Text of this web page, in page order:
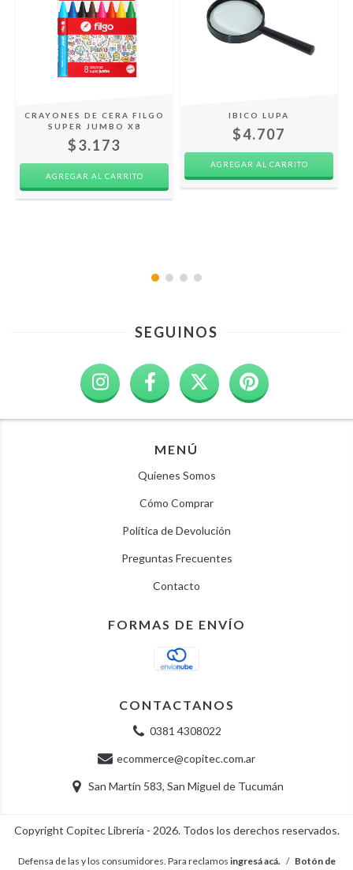
CRAYONES DE CERA FILGO
SUPER JUMBO X8
$3.173
IBICO LUPA
$4.707
AGREGAR AL CARRITO
SEGUINOS
MENÚ
Quienes Somos
Cómo Comprar
Política de Devolución
Preguntas Frecuentes
Contacto
FORMAS DE ENVÍO
CONTACTANOS
0381 4308022
ecommerce@copitec.com.ar
San Martín 583, San Miguel de Tucumán
Copyright Copitec Librería - 2026. Todos los derechos reservados.
Defensa de las y los consumidores. Para reclamos ingresá acá. / Botón de